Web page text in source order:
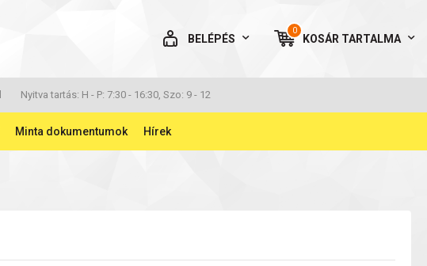
BELÉPÉS
0
KOSÁR TARTALMA
AZ ÖN KOSARA ÜRES
Nyitva tartás: H - P: 7:30 - 16:30, Szo: 9 - 12
Minta dokumentumok Hírek